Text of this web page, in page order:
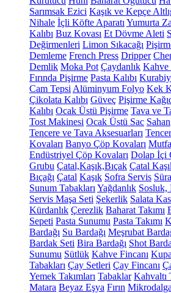
Sarımsak Ezici Kaşık ve Kepçe
Nihale İçli Köfte Aparatı Yumurta
Kalıbı Buz Kovası Et Dövme Aleti
Değirmenleri Limon Sıkacağı
Demleme French Press Dripper
Demlik Moka Pot Çaydanlık Kahve
Fırında Pişirme Pasta Kalıbı
Cam Tepsi Alüminyum Folyo Kek
Çikolata Kalıbı Güveç Pişirme
Kalıbı Ocak Üstü Pişirme Tava ve
Tost Makinesi Ocak Üstü Sac Sahan
Tencere ve Tava Aksesuarları
Kovaları Banyo Çöp Kovaları
Endüstriyel Çöp Kovaları Dolap İçi
Grubu Çatal,Kaşık,Bıçak Çatal
Bıçağı Çatal Kaşık Sofra Servis
Sunum Tabakları Yağdanlık Sosluk,
Servis Maşa Seti Şekerlik Salata
Kürdanlık Çerezlik Baharat Takımı
Sepeti Pasta Sunumu Pasta Takımı
Bardağı Su Bardağı Meşrubat
Bardak Seti Bira Bardağı Shot
Sunumu Sütlük Kahve Fincanı Kupa
Tabakları Çay Setleri Çay Fincanı
Yemek Takımları Tabaklar Kahvaltı
Matara Beyaz Eşya Fırın